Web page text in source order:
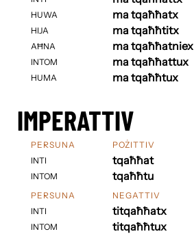
HUWA
HIJA
AĦNA
INTOM
HUMA
ma tqaħħatx
ma tqaħħtitx
ma tqaħħatniex
ma tqaħħattux
ma tqaħħtux
IMPERATTIV
PERSUNA
INTI
INTOM
POŻITTIV
tqaħħat
tqaħħtu
PERSUNA
INTI
INTOM
NEGATTIV
titqaħħatx
titqaħħtux